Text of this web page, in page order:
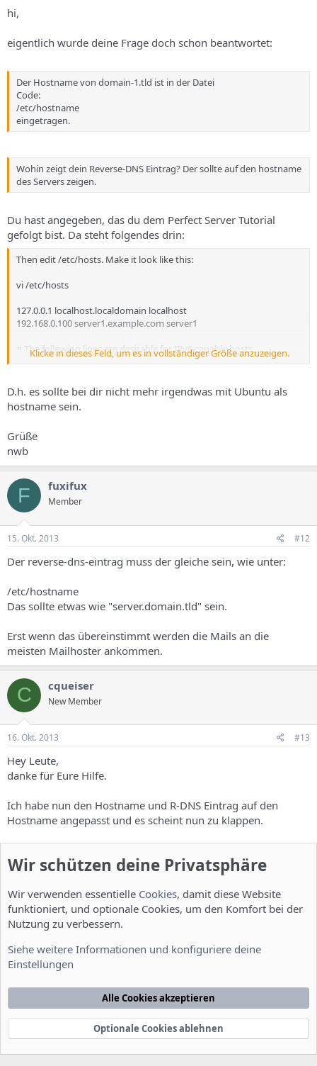
hi,
eigentlich wurde deine Frage doch schon beantwortet:
Der Hostname von domain-1.tld ist in der Datei
Code:
/etc/hostname
eingetragen.
Wohin zeigt dein Reverse-DNS Eintrag? Der sollte auf den hostname
des Servers zeigen.
Du hast angegeben, das du dem Perfect Server Tutorial
gefolgt bist. Da steht folgendes drin:
Then edit /etc/hosts. Make it look like this:
vi /etc/hosts
127.0.0.1 localhost.localdomain localhost
192.168.0.100 server1.example.com server1
# The following lines are desirable for IPv6 capable hosts
::1 ip6-localhost ip6-loopback
ff00::0 ip6-mcastprefix
ff02::1 ip6-allnodes
ff02::2 ip6-allrouters
echo server1.example.com > /etc/hostname
/etc/init.d/hostname restart
Afterwards, run
hostname
hostname -f
Klicke in dieses Feld, um es in vollständiger Größe anzuzeigen.
D.h. es sollte bei dir nicht mehr irgendwas mit Ubuntu als
hostname sein.
Grüße
nwb
F fuxifux
Member
15. Okt. 2013 #12
Der reverse-dns-eintrag muss der gleiche sein, wie unter:
/etc/hostname
Das sollte etwas wie "server.domain.tld" sein.
Erst wenn das übereinstimmt werden die Mails an die
meisten Mailhoster ankommen.
C cqueiser
New Member
16. Okt. 2013 #13
Hey Leute,
danke für Eure Hilfe.
Ich habe nun den Hostname und R-DNS Eintrag auf den
Hostname angepasst und es scheint nun zu klappen.
Du musst dich einloggen oder registrieren, um hier zu antworten.
Werbung
Installation und Konfiguration
Deutsch [Du]
Kontakt
Nutzungsbedingungen Datenschutzerklärung
Hilfe
Wir schützen deine Privatsphäre
Wir verwenden essentielle Cookies, damit diese Website
funktioniert, und optionale Cookies, um den Komfort bei der
Nutzung zu verbessern.
Siehe weitere Informationen und konfiguriere deine
Einstellungen
Alle Cookies akzeptieren
Optionale Cookies ablehnen